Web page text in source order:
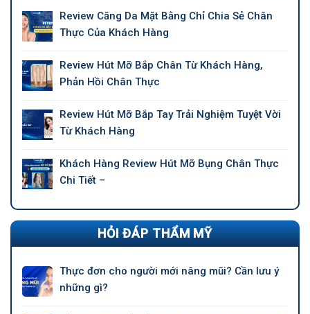
Review Căng Da Mặt Bằng Chỉ Chia Sẻ Chân
Thực Của Khách Hàng
Review Hút Mỡ Bắp Chân Từ Khách Hàng,
Phản Hồi Chân Thực
Review Hút Mỡ Bắp Tay Trải Nghiệm Tuyệt Vời
Từ Khách Hàng
Khách Hàng Review Hút Mỡ Bụng Chân Thực
Chi Tiết –
HỎI ĐÁP THẨM MỸ
Thực đơn cho người mới nâng mũi? Cần lưu ý
những gì?